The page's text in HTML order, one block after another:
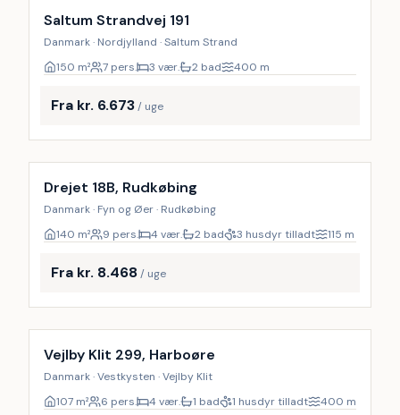
Saltum Strandvej 191
Danmark · Nordjylland · Saltum Strand
150 m² 7 pers. 3 vær. 2 bad 400 m
Fra kr. 6.673/ uge
Inkl. rengøring
Drejet 18B, Rudkøbing
Danmark · Fyn og Øer · Rudkøbing
140 m² 9 pers. 4 vær. 2 bad 3 husdyr tilladt 115 m
Fra kr. 8.468/ uge
Vejlby Klit 299, Harboøre
Danmark · Vestkysten · Vejlby Klit
107 m² 6 pers. 4 vær. 1 bad 1 husdyr tilladt 400 m